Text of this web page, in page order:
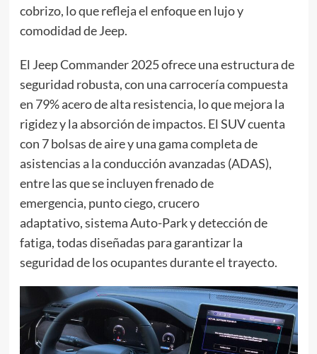
cobrizo, lo que refleja el enfoque en lujo y
comodidad de Jeep.
El Jeep Commander 2025 ofrece una estructura de
seguridad robusta, con una carrocería compuesta
en 79% acero de alta resistencia, lo que mejora la
rigidez y la absorción de impactos. El SUV cuenta
con 7 bolsas de aire y una gama completa de
asistencias a la conducción avanzadas (ADAS),
entre las que se incluyen frenado de
emergencia, punto ciego, crucero
adaptativo, sistema Auto-Park y detección de
fatiga, todas diseñadas para garantizar la
seguridad de los ocupantes durante el trayecto.